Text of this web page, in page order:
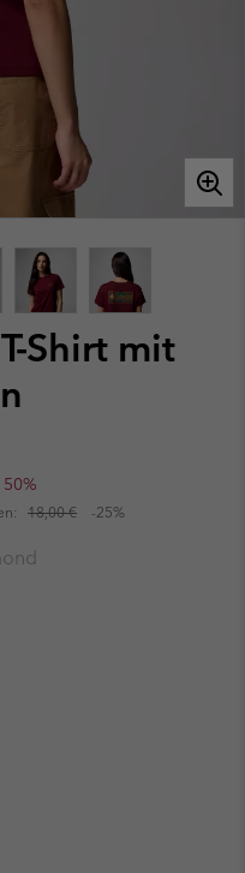
Shirt mit
18,00 € -25%